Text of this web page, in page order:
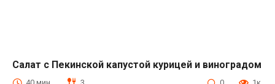
Салат с Пекинской капустой курицей и виноградом